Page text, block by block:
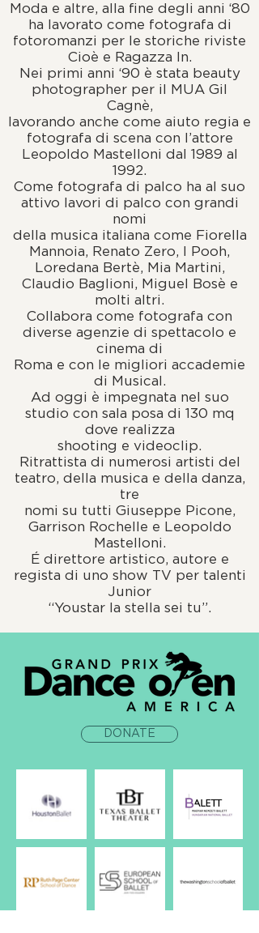
Moda e altre, alla fine degli anni ‘80
ha lavorato come fotografa di
fotoromanzi per le storiche riviste
Cioè e Ragazza In.
Nei primi anni ‘90 è stata beauty
photographer per il MUA Gil
Cagnè,
lavorando anche come aiuto regia e
fotografa di scena con l’attore
Leopoldo Mastelloni dal 1989 al
1992.
Come fotografa di palco ha al suo
attivo lavori di palco con grandi
nomi
della musica italiana come Fiorella
Mannoia, Renato Zero, I Pooh,
Loredana Bertè, Mia Martini,
Claudio Baglioni, Miguel Bosè e
molti altri.
Collabora come fotografa con
diverse agenzie di spettacolo e
cinema di
Roma e con le migliori accademie
di Musical.
Ad oggi è impegnata nel suo
studio con sala posa di 130 mq
dove realizza
shooting e videoclip.
Ritrattista di numerosi artisti del
teatro, della musica e della danza,
tre
nomi su tutti Giuseppe Picone,
Garrison Rochelle e Leopoldo
Mastelloni.
É direttore artistico, autore e
regista di uno show TV per talenti
Junior
“Youstar la stella sei tu”.
DONATE